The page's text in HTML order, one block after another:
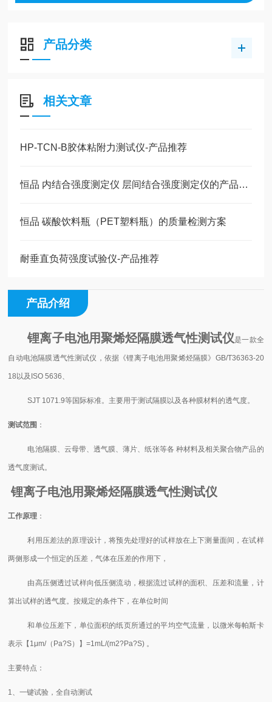
产品分类
相关文章
HP-TCN-B胶体粘附力测试仪-产品推荐
恒品 内结合强度测定仪 层间结合强度测定仪的产品详情
恒品 碳酸饮料瓶（PET塑料瓶）的质量检测方案
耐垂直负荷强度试验仪-产品推荐
产品介绍
锂离子电池用聚烯烃隔膜透气性测试仪是一款全
自动电池隔膜透气性测试仪，依据《锂离子电池用聚烯烃隔膜》GB/T36363-20
18以及ISO 5636、
SJT 1071.9等国际标准。主要用于测试隔膜以及各种膜材料的透气度。
测试范围 ：
电池隔膜、云母带、透气膜、薄片、纸张等各 种材料及相关聚合物产品的
透气度测试。
锂离子电池用聚烯烃隔膜透气性测试仪
工作原理 ：
利用压差法的原理设计，将预先处理好的试样放在上下测量面间，在试样
两侧形成一个恒定的压差，气体在压差的作用下，
由高压侧透过试样向低压侧流动，根据流过试样的面积、压差和流量，计
算出试样的透气度。按规定的条件下，在单位时间
和单位压差下，单位面积的纸页所通过的平均空气流量，以微米每帕斯卡
表示【1μm/（Pa?S）】=1mL/(m2?Pa?S) 。
主要特点：
1、一键试验，全自动测试